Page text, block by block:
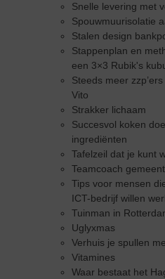
Snelle levering met
Spouwmuurisolatie
Stalen design
Stappenplan en
een 3×3 Rubik's
Steeds meer
Vito
Strakker lichaam
Succesvol koken
ingrediënten
Tafelzeil dat je kunt
Teamcoach
Tips voor mensen
ICT-bedrijf willen
Tuinman in
Uglyxmas
Verhuis je spullen
Vitamines
Waar bestaat het